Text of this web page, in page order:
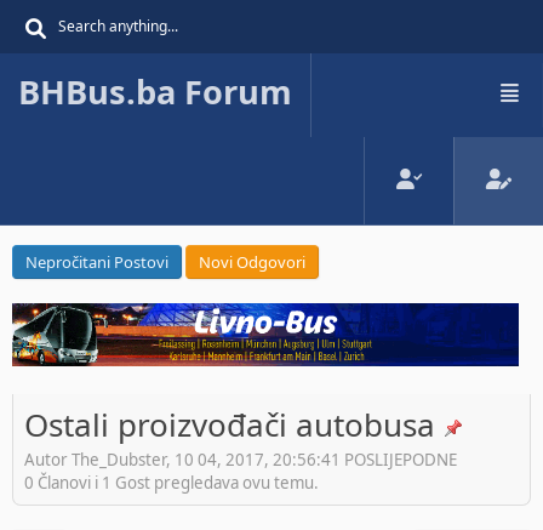
BHBus.ba Forum
Nepročitani Postovi Novi Odgovori
Ostali proizvođači autobusa
Autor The_Dubster, 10 04, 2017, 20:56:41 POSLIJEPODNE
0 Članovi i 1 Gost pregledava ovu temu.